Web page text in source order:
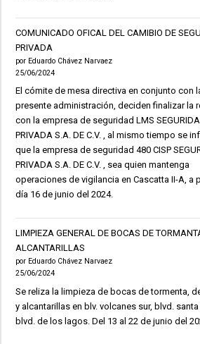
COMUNICADO OFICAL DEL CAMIBIO DE
PRIVADA
por Eduardo Chávez Narvaez
25/06/2024
El cómite de mesa directiva en conjunto con
presente administración, deciden finalizar la
con la empresa de seguridad LMS
PRIVADA S.A. DE C.V. , al mismo tiempo se
que la empresa de seguridad 480 CISP
PRIVADA S.A. DE C.V. , sea quien mantenga
operaciones de vigilancia en Cascatta II-A, a
día 16 de junio del 2024.
LIMPIEZA GENERAL DE BOCAS DE
ALCANTARILLAS
por Eduardo Chávez Narvaez
25/06/2024
Se reliza la limpieza de bocas de tormenta,
y alcantarillas en blv. volcanes sur, blvd.
blvd. de los lagos. Del 13 al 22 de junio del